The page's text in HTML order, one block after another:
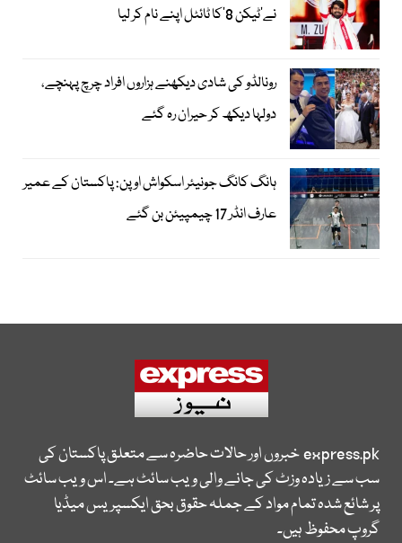
نے’ٹیکن 8‘کا ٹائٹل اپنے نام کر لیا
رونالڈو کی شادی دیکھنے ہزاروں افراد چرچ پہنچے،
دولہا دیکھ کر حیران رہ گئے
ہانگ کانگ جونیئر اسکواش اوپن: پاکستان کے عمیر
عارف انڈر 17 چیمپیئن بن گئے
express.pkخبروں اور حالات حاضرہ سے متعلق پاکستان کی
سب سے زیادہ وزٹ کی جانے والی ویب سائٹ ہے۔ اس ویب سائٹ
پر شائع شدہ تمام مواد کے جملہ حقوق بحق ایکسپریس میڈیا
گروپ محفوظ ہیں۔